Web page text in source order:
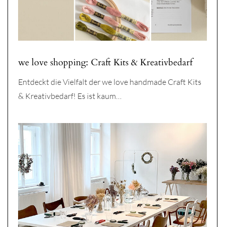
we love shopping: Craft Kits & Kreativbedarf
Entdeckt die Vielfalt der we love handmade Craft Kits
& Kreativbedarf! Es ist kaum…